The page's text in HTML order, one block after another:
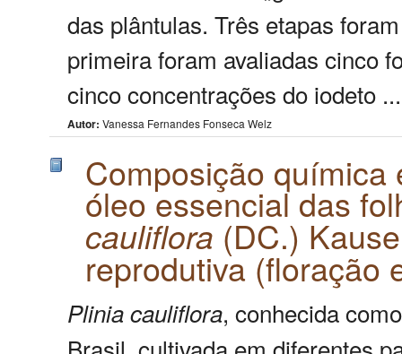
das plântulas. Três etapas
primeira foram avaliadas cinco
cinco concentrações do iodeto
Autor: Vanessa Fernandes Fonseca Welz
Composição química
óleo essencial das
cauliflora (DC.)
reprodutiva (floração
Pliniacauliflora, conhecida